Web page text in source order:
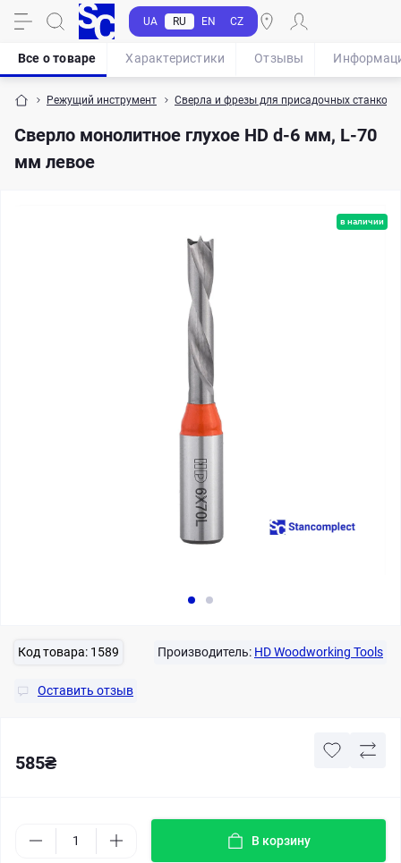
UA RU EN CZ
Режущий инструмент Сверла и фрезы для присадочных станков
Сверло монолитное глухое HD d-6 мм, L-70
мм левое
Все о товаре Характеристики Отзывы
в наличии
Код товара: 1589 Производитель: HD Woodworking Tools
Оставить отзыв
585₴
В корзину